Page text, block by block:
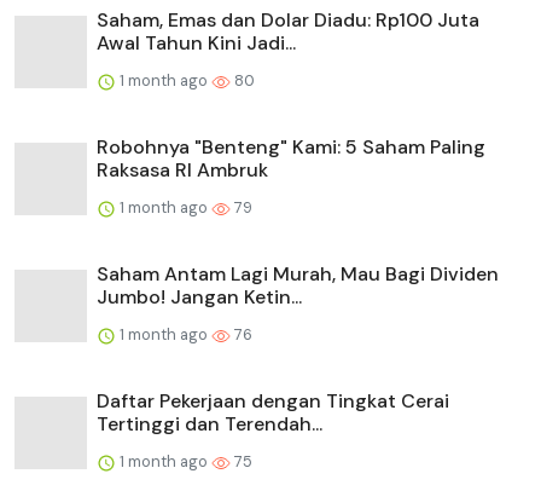
Saham, Emas dan Dolar Diadu: Rp100 Juta
Awal Tahun Kini Jadi...
1 month ago 80
Robohnya "Benteng" Kami: 5 Saham Paling
Raksasa RI Ambruk
1 month ago 79
Saham Antam Lagi Murah, Mau Bagi Dividen
Jumbo! Jangan Ketin...
1 month ago 76
Daftar Pekerjaan dengan Tingkat Cerai
Tertinggi dan Terendah...
1 month ago 75